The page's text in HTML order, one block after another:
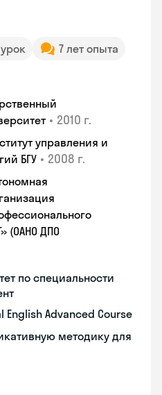
7 лет опыта
• 2010 г.
управления и
БГУ • 2008 г.
(ОАНО ДПО
по специальности
English Advanced Course
методику для